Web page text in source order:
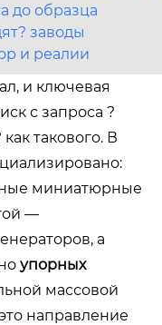
до образца
заводы
и реалии
и ключевая
с запроса ?
такового. В
миниатюрные
—
а
упорных
массовой
направление